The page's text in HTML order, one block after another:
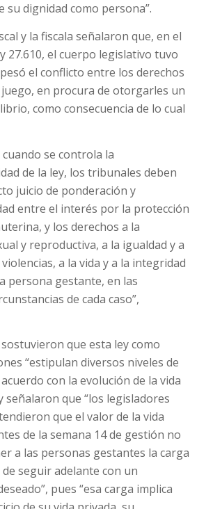
su dignidad como persona”.
y la fiscala señalaron que, en el
27.610, el cuerpo legislativo tuvo
el conflicto entre los derechos
en procura de otorgarles un
como consecuencia de lo cual
se controla la
de la ley, los tribunales deben
juicio de ponderación y
entre el interés por la protección
y los derechos a la
y reproductiva, a la igualdad y a
a la vida y a la integridad
persona gestante, en las
de cada caso”,
que esta ley como
“estipulan diversos niveles de
con la evolución de la vida
señalaron que “los legisladores
que el valor de la vida
de la semana 14 de gestión no
a las personas gestantes la carga
seguir adelante con un
pues “esa carga implica